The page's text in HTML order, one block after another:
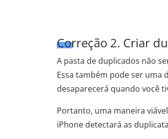
Correção 2. Criar
A pasta de duplicados não
Essa também pode ser uma
desaparecerá quando você
Portanto, uma maneira
iPhone detectará as